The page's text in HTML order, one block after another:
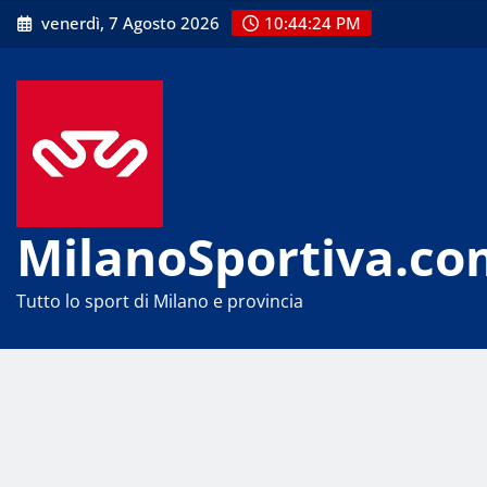
Skip
to
venerdì, 7 Agosto 2026 10:44:25 PM
Tutto lo sport di Milano e provincia